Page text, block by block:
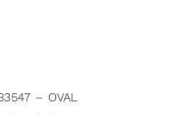
– OVAL